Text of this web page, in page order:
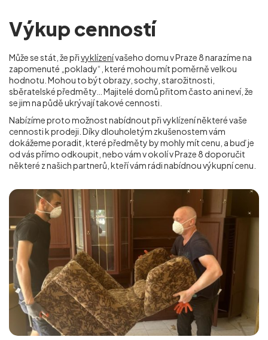
Výkup cenností
Může se stát, že přivyklízenívašeho domu v Praze 8 narazíme na
zapomenuté „poklady“, které mohou mít poměrně velkou
hodnotu. Mohou to být obrazy, sochy, starožitnosti,
sběratelské předměty… Majitelé domů přitom často ani neví, že
se jim na půdě ukrývají takové cennosti.
Nabízíme proto možnost nabídnout při vyklízení některé vaše
cennosti k prodeji. Díky dlouholetým zkušenostem vám
dokážeme poradit, které předměty by mohly mít cenu, a buď je
od vás přímo odkoupit, nebo vám v okolív Praze 8 doporučit
některé z našich partnerů, kteří vám rádi nabídnou výkupní cenu.